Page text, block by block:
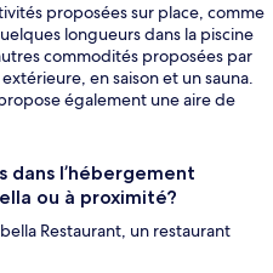
proposées sur place, comme
longueurs dans la piscine
commodités proposées par
en saison et un sauna.
également une aire de
dans l’hébergement
ou à proximité?
Restaurant, un restaurant